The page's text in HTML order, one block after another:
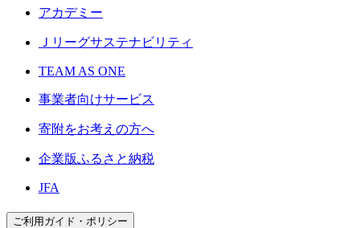
アカデミー
Ｊリーグサステナビリティ
TEAM AS ONE
事業者向けサービス
寄附をお考えの方へ
企業版ふるさと納税
JFA
ご利用ガイド・ポリシー